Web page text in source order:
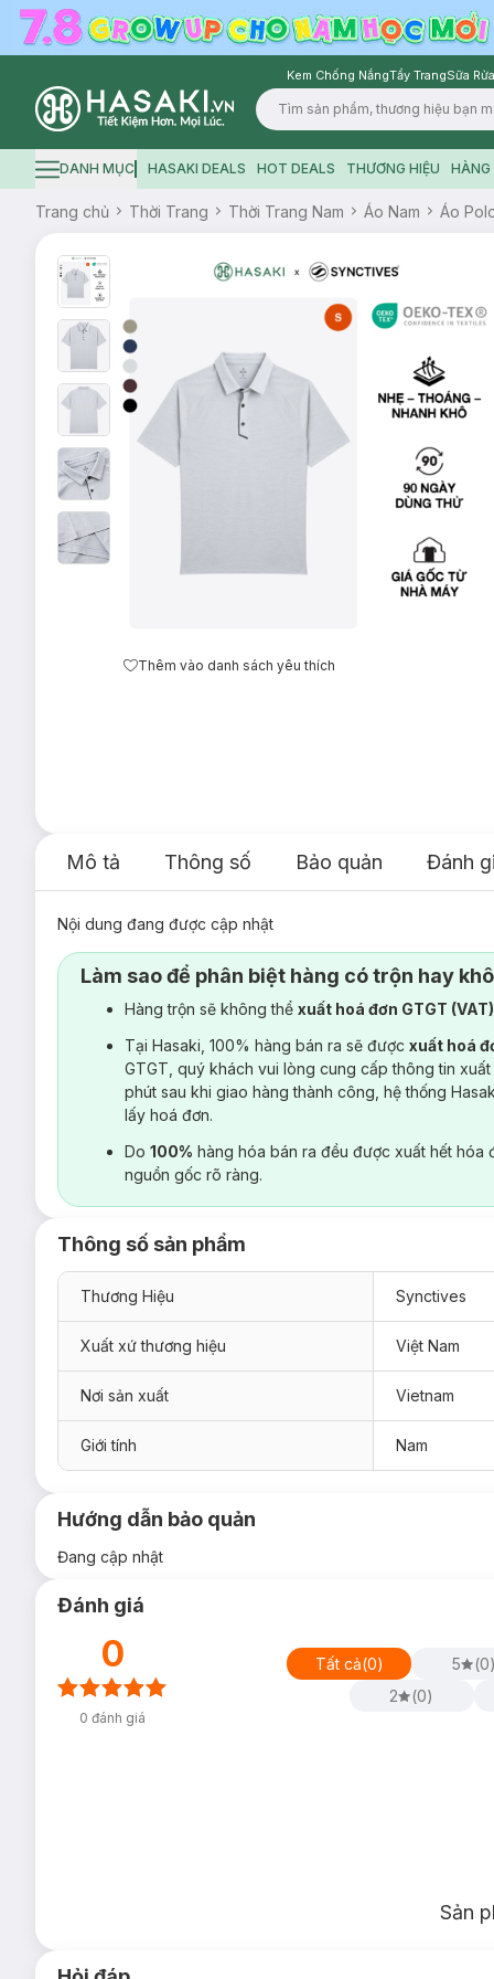
Kem Chống NắngTẩy TrangSữa
Logo
Hamburger icon
DANH MỤC HASAKI DEALS HOT DEALS THƯƠNG HIỆU HÀNG
Trang chủ Thời Trang Thời Trang Nam Áo Nam Áo
Thêm vào danh sách yêu thích
Mô tả Thông số Bảo quản Đánh
Nội dung đang được cập nhật
Làm sao để phân biệt hàng có trộn hay
Hàng trộn sẽ không thể xuất hoá đơn GTGT
Tại Hasaki, 100% hàng bán ra sẽ được xuất hoá
GTGT, quý khách vui lòng cung cấp thông tin
phút sau khi giao hàng thành công, hệ thống
lấy hoá đơn.
Do 100% hàng hóa bán ra đều được xuất hết hóa
nguồn gốc rõ ràng.
Thông số sản phẩm
Thương Hiệu Synctives
Xuất xứ thương hiệu Việt Nam
Nơi sản xuất Vietnam
Giới tính Nam
Hướng dẫn bảo quản
Đang cập nhật
Đánh giá
0
0 đánh giá
Tất cả(0) 5 (0
2
(0)
Sản